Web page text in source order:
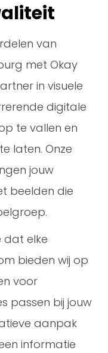
van
met Okay
in visuele
digitale
te vallen en
laten. Onze
jouw
beelden die
dat elke
bieden wij op
voor
passen bij jouw
aanpak
informatie